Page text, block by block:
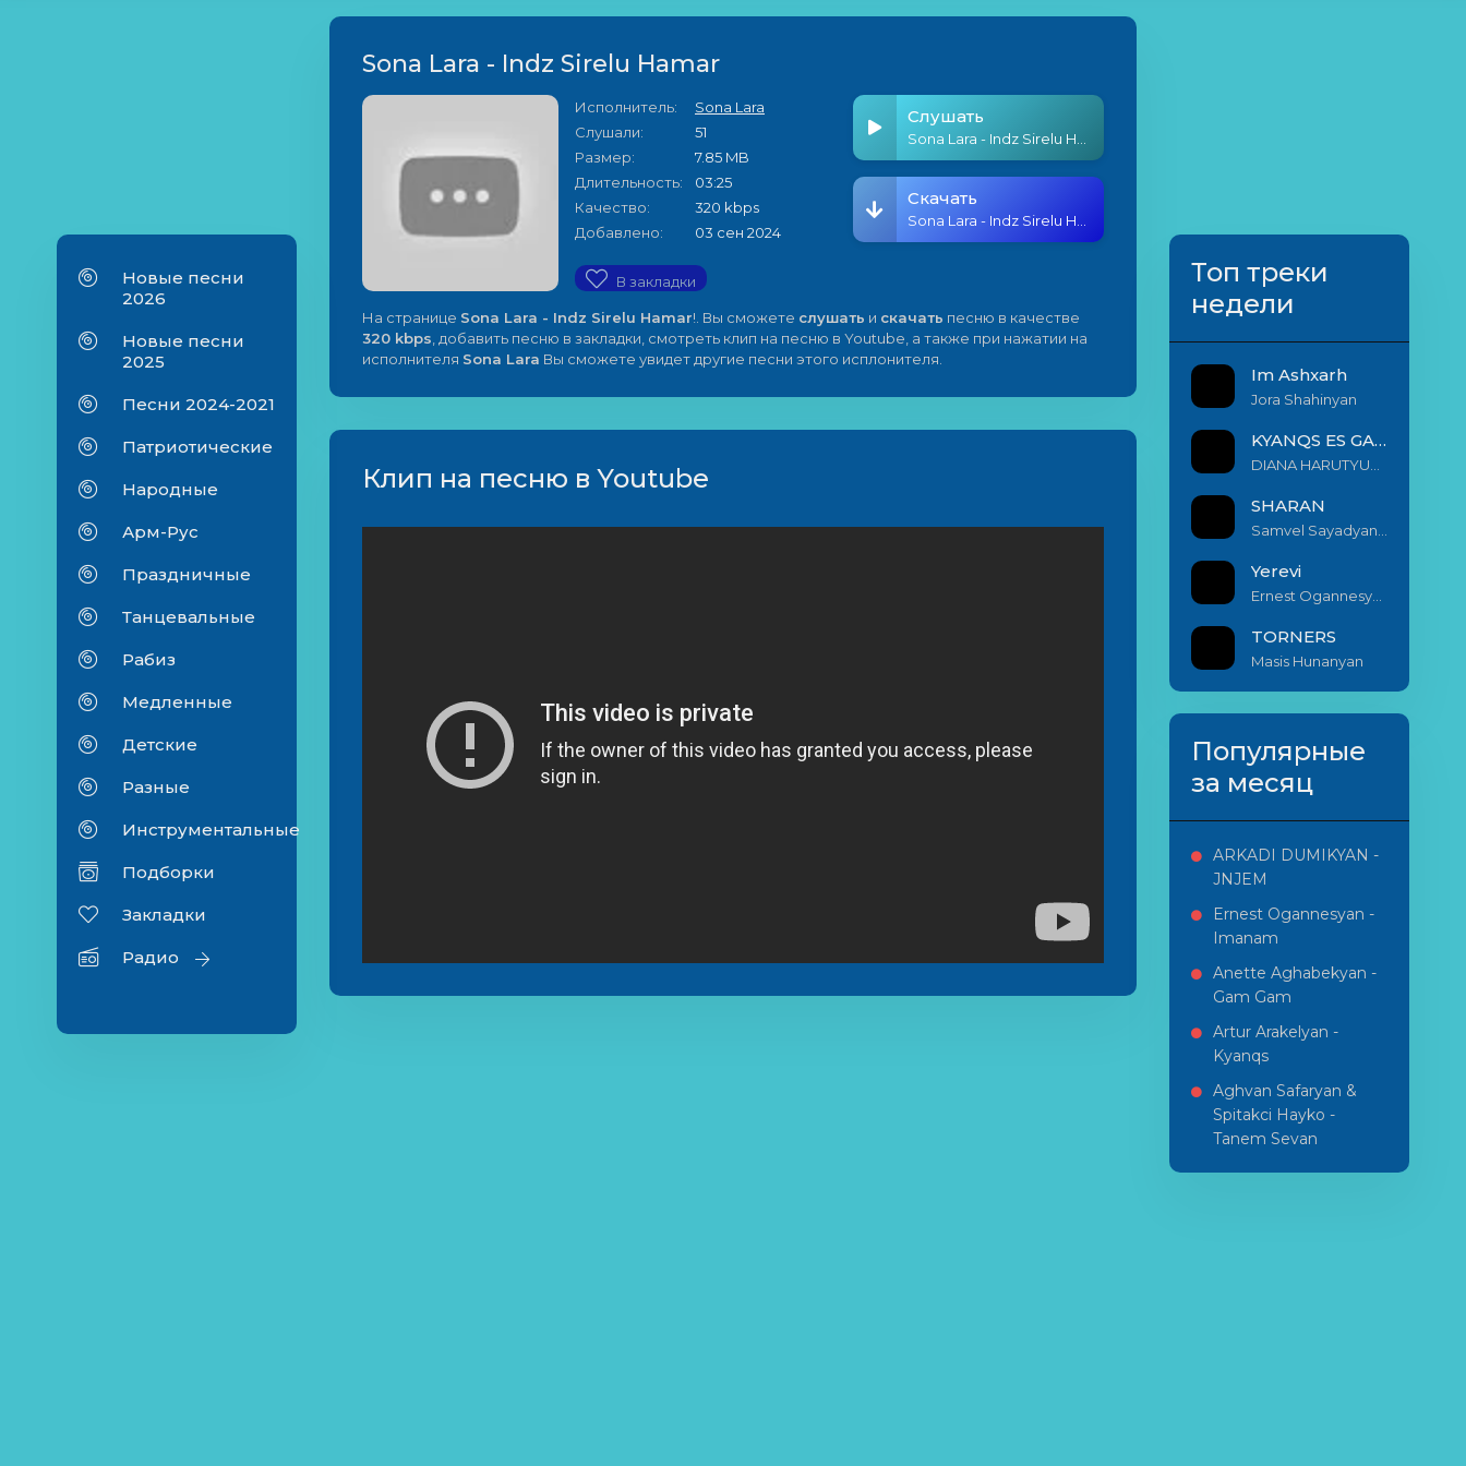
Новые песни
2026
Новые песни
2025
Песни 2024-2021
Патриотические
Народные
Арм-Рус
Праздничные
Танцевальные
Рабиз
Медленные
Детские
Разные
Инструментальные
Подборки
Закладки
Радио
Sona Lara - Indz Sirelu Hamar
Исполнитель:
Sona Lara
Слушали:
51
Размер:
7.85 MB
Длительность:
03:25
Качество:
320 kbps
Добавлено:
03 сен 2024
В закладки
Слушать
Скачать
На странице Sona Lara - Indz Sirelu Hamar!. Вы сможете слушать и скачать песню в качестве
320 kbps , добавить песню в закладки, смотреть клип на песню в Youtube, а также при нажатии на
исполнителя Sona Lara Вы сможете увидет другие песни этого исплонителя.
Клип на песню в Youtube
Топ треки
недели
Im Ashxarh
Jora Shahinyan
KYANQS ES GALIS EM
SHARAN
Yerevi
TORNERS
Masis Hunanyan
Популярные
за месяц
ARKADI DUMIKYAN -
JNJEM
Ernest Ogannesyan -
Imanam
Anette Aghabekyan -
Gam Gam
Artur Arakelyan -
Kyanqs
Aghvan Safaryan &
Spitakci Hayko -
Tanem Sevan